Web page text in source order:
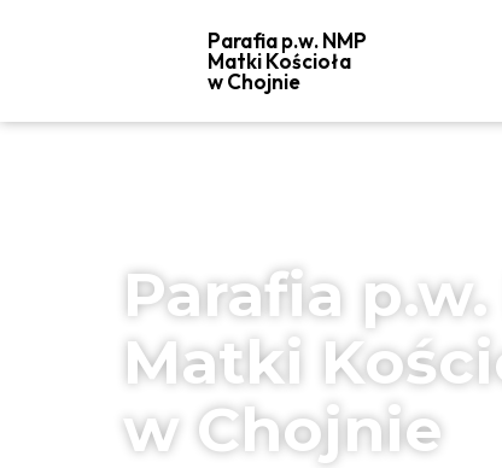
Parafia p.w. NMP
Matki Kościoła
w Chojnie
Parafia
Matki
w Chojnie